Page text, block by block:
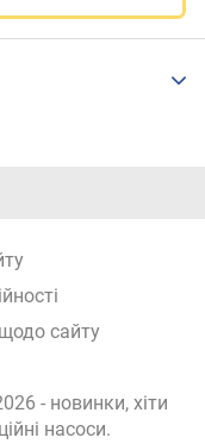
сайту
- новинки, хіти
насоси.